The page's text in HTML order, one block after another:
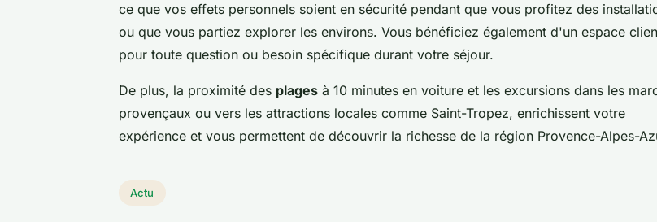
ce que vos effets personnels soient en sécurité pendant que vous profitez des
ou que vous partiez explorer les environs. Vous bénéficiez également d'un espace
pour toute question ou besoin spécifique durant votre séjour.
De plus, la proximité des plages à 10 minutes en voiture et les excursions dans les
provençaux ou vers les attractions locales comme Saint-Tropez, enrichissent votre
expérience et vous permettent de découvrir la richesse de la région Provence-Alpes-
Actu